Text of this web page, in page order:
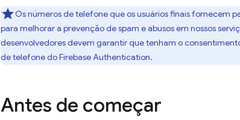
Os números de telefone que os usuários finais fornecem
para melhorar a prevenção de spam e abusos em nossos
desenvolvedores devem garantir que tenham o
de telefone doFirebase Authentication.
Antes de começar